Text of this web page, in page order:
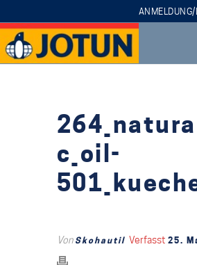
ANMELDUNG/
c_oil-
Von Skohautil Verfasst 25.